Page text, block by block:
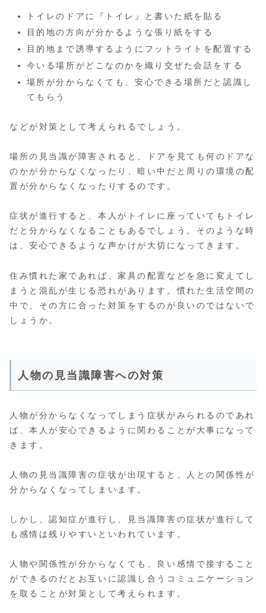
トイレのドアに『トイレ』と書いた紙を貼る
目的地の方向が分かるような張り紙をする
目的地まで誘導するようにフットライトを配置する
今いる場所がどこなのかを織り交ぜた会話をする
場所が分からなくても、安心できる場所だと認識し
てもらう
などが対策として考えられるでしょう。
場所の見当識が障害されると、ドアを見ても何のドアな
のかが分からなくなったり、暗い中だと周りの環境の配
置が分からなくなったりするのです。
症状が進行すると、本人がトイレに座っていてもトイレ
だと分からなくなることもあるでしょう。そのような時
は、安心できるような声かけが大切になってきます。
住み慣れた家であれば、家具の配置などを急に変えてし
まうと混乱が生じる恐れがあります。慣れた生活空間の
中で、その方に合った対策をするのが良いのではないで
しょうか。
人物の見当識障害への対策
人物が分からなくなってしまう症状がみられるのであれ
ば、本人が安心できるように関わることが大事になって
きます。
人物の見当識障害の症状が出現すると、人との関係性が
分からなくなってしまいます。
しかし、認知症が進行し、見当識障害の症状が進行して
も感情は残りやすいといわれています。
人物や関係性が分からなくても、良い感情で接すること
ができるのだとお互いに認識し合うコミュニケーション
を取ることが対策として考えられます。